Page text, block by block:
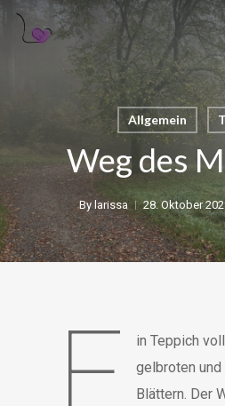
Skip
Allgemein
Weg des
By larissa 28. Oktober
E
in Teppich
gelbroten und
Blättern. Der